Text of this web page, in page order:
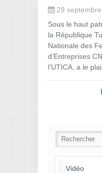
29
Sous le haut
la République
Nationale des
d’Entreprises
l’UTICA, a le
Vidéo